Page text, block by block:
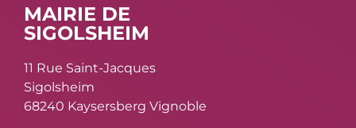
MAIRIE DE
SIGOLSHEIM
11 Rue Saint-Jacques
Sigolsheim
68240 Kaysersberg Vignoble